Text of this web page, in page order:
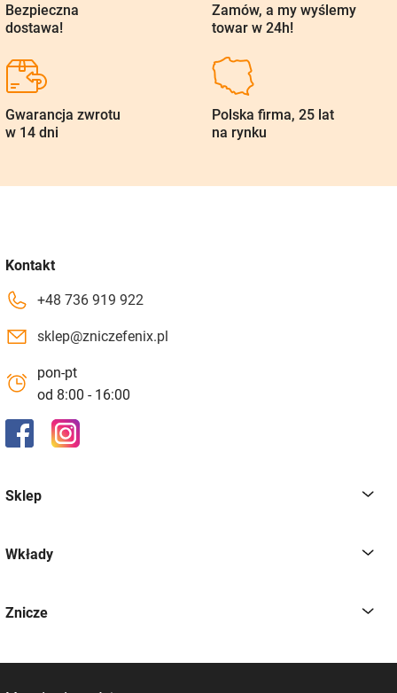
Bezpieczna
dostawa!
Zamów, a my wyślemy
towar w 24h!
Gwarancja zwrotu
w 14 dni
Polska firma, 25 lat
na rynku
Kontakt
+48 736 919 922
sklep@zniczefenix.pl
pon-pt
od 8:00 - 16:00
Sklep
Wkłady
Znicze